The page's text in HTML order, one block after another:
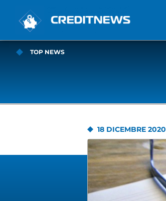
TOP NEWS
18 DICEMBRE 2020